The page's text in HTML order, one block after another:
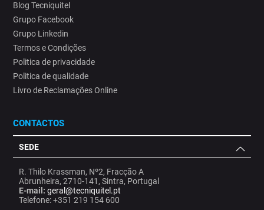
Blog Tecniquitel
Grupo Facebook
Grupo Linkedin
Termos e Condições
Politica de privacidade
Politica de qualidade
Livro de Reclamações Online
CONTACTOS
SEDE
R. Thilo Krassman, Nº2, Fracção A
Abrunheira, 2710-141, Sintra, Portugal
E-mail: geral@tecniquitel.pt
Telefone: +351 219 154 600